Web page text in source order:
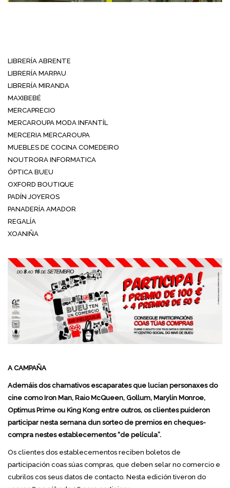
LIBRERÍA ABRENTE
LIBRERÍA MARPAU
LIBRERÍA MIRANDA
MAXIBEBÉ
MERCAPRECIO
MERCAROUPA MODA INFANTÍL
MERCERIA MERCAROUPA
MUEBLES DE COCINA COMEDEIRO
NOUTRORA INFORMATICA
ÓPTICA BUEU
OXFORD BOUTIQUE
PADÍN JOYEROS
PANADERÍA AMADOR
REGALÍA
XOANIÑA
A CAMPAÑA
Ademáis dos chamativos escaparates que lucian personaxes do
cine como Iron Man, Raio McQueen, Gollum, Marylin Monroe,
Optimus Prime ou King Kong entre outros, os clientes puideron
participar nesta semana dun sorteo de premios en cheques-
compra nestes establecementos “de película”.
Os clientes dos establecementos reciben boletos de
participación coas súas compras, que deben selar no comercio e
cubrilos cos seus datos de contacto. Nesta edición tiveron do